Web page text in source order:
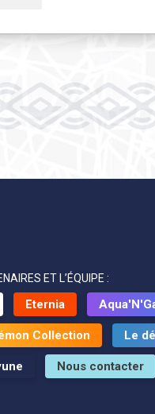
ET L’ÉQUIPE :
Eternia
Collection Le
Nous contacter